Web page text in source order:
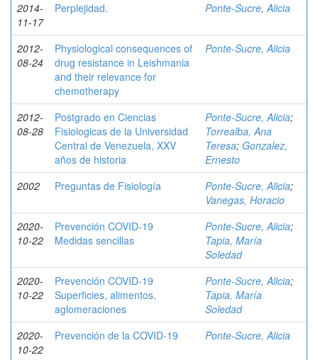
2014-
11-17
Perplejidad. Ponte-Sucre, Alicia
2012-
08-24
Physiological consequences of
drug resistance in Leishmania
and their relevance for
chemotherapy
Ponte-Sucre, Alicia
2012-
08-28
Postgrado en Ciencias
Fisiologicas de la Universidad
Central de Venezuela, XXV
años de historia
Ponte-Sucre, Alicia;
Torrealba, Ana
Teresa; Gonzalez,
Ernesto
2002
Preguntas de Fisiología Ponte-Sucre, Alicia;
Vanegas, Horacio
2020-
10-22
Prevención COVID-19
Medidas sencillas
Ponte-Sucre, Alicia;
Tapia, María
Soledad
2020-
10-22
Prevención COVID-19
Superficies, alimentos,
aglomeraciones
Ponte-Sucre, Alicia;
Tapia, María
Soledad
2020-
10-22
Prevención de la COVID-19 Ponte-Sucre, Alicia